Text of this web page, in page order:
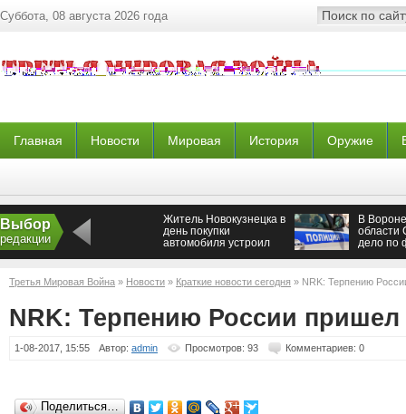
Суббота, 08 августа 2026 года
Главная Новости Мировая История Оружие
Выбор
редакции
Житель Новокузнецка в
день покупки
автомобиля устроил
В
области
дело по
Третья Мировая Война » Новости » Краткие новости сегодня » NRK: Терпению
NRK: Терпению России пришел
1-08-2017, 15:55 Автор: admin Просмотров: 93 Комментариев: 0
Поделиться…